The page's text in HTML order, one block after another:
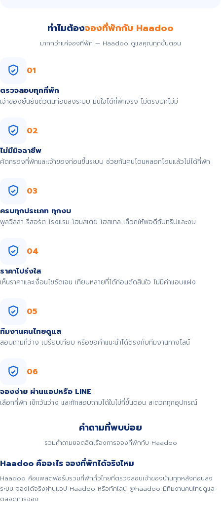
ทำไมต้องจองที่พักกับ Haadoo
มากกว่าแค่จองที่พัก — Haadoo ดูแลคุณทุกขั้นตอน
01
ตรวจสอบทุกที่พัก
เจ้าของยืนยันตัวตนก่อนลงระบบ มั่นใจได้ที่พักจริง ไม่ตรงปกไม่มี
02
ไม่มีมิจฉาชีพ
คัดกรองที่พักและเจ้าของก่อนขึ้นระบบ ช่วยกันคนโดนหลอกโอนแล้วไม่ได้ที่พัก
03
ครบทุกประเภท ทุกงบ
พูลวิลล่า รีสอร์ต โรงแรม โฮมสเตย์ โฮสเทล เลือกให้พอดีกับทริปและงบ
04
ราคาโปร่งใส
เห็นราคาและเงื่อนไขชัดเจน เทียบหลายที่ได้ก่อนตัดสินใจ ไม่มีค่าแอบแฝง
05
ทีมงานคนไทยดูแล
สอบถามที่ว่าง เปรียบเทียบ หรือขอคำแนะนำได้ตรงกับทีมงานทางไลน์
06
จองง่าย ผ่านแอปหรือ LINE
เลือกที่พัก เช็กวันว่าง และทักสอบถามได้ในไม่กี่ขั้นตอน สะดวกทุกอุปกรณ์
คำถามที่พบบ่อย
รวมคำถามยอดฮิตเรื่องการจองที่พักกับ Haadoo
Haadoo คืออะไร จองที่พักได้จริงไหม
Haadoo คือแพลตฟอร์มรวมที่พักทั่วไทยที่ตรวจสอบเจ้าของบ้านทุกหลังก่อนลง
ระบบ จองได้จริงผ่านแอป Haadoo หรือทักไลน์ @haadoo มีทีมงานคนไทยดูแล
ตลอดการจอง